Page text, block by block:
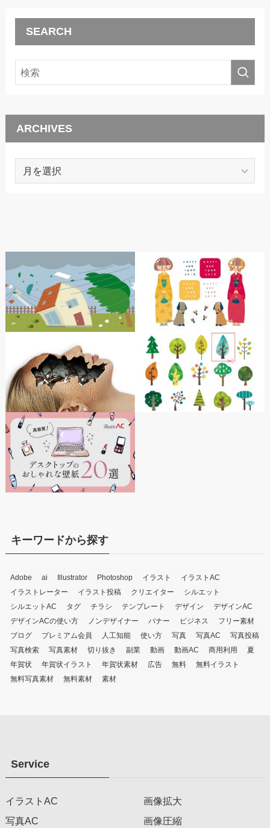
SEARCH
ARCHIVES
ARCHIVES
キーワードから探す
Adobe ai Illustrator Photoshop イラスト
イラストAC
イラストレーター
イラスト投稿 クリエイター
シルエット
シルエットAC
タグ チラシ テンプレート デザイン
デザインAC
デザインACの使い方
ノンデザイナー バナー ビジネス
フリー素材
ブログ
プレミアム会員 人工知能 使い方 写真 写真AC
写真投稿
写真検索
写真素材 切り抜き 副業 動画 動画AC 商用利用
夏
年賀状
年賀状イラスト 年賀状素材 広告 無料
無料イラスト
無料写真素材
無料素材 素材
Service
イラストAC
写真AC
画像拡大
画像圧縮